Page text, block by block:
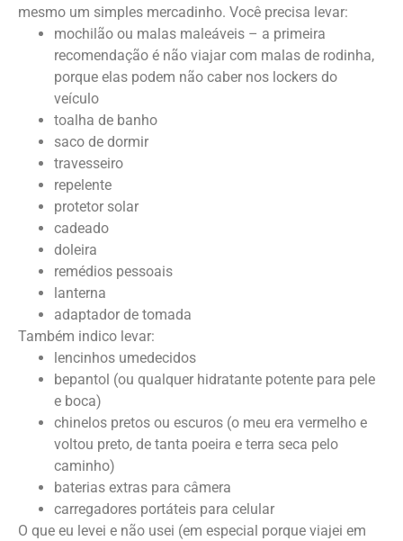
mesmo um simples mercadinho. Você precisa levar:
mochilão ou malas maleáveis – a primeira
recomendação é não viajar com malas de rodinha,
porque elas podem não caber nos lockers do
veículo
toalha de banho
saco de dormir
travesseiro
repelente
protetor solar
cadeado
doleira
remédios pessoais
lanterna
adaptador de tomada
Também indico levar:
lencinhos umedecidos
bepantol (ou qualquer hidratante potente para pele
e boca)
chinelos pretos ou escuros (o meu era vermelho e
voltou preto, de tanta poeira e terra seca pelo
caminho)
baterias extras para câmera
carregadores portáteis para celular
O que eu levei e não usei (em especial porque viajei em